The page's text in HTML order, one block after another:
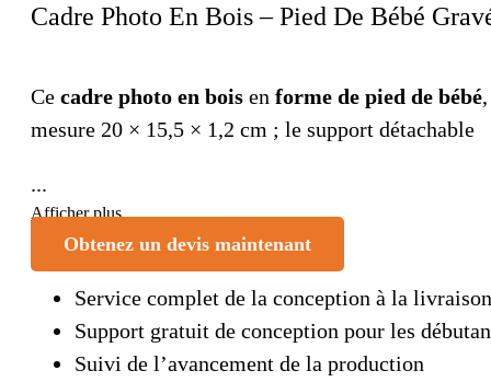
Cadre Photo En Bois – Pied De Bébé
Ce cadre photo en bois en forme de pied de bébé
mesure 20 × 15,5 × 1,2 cm ; le support détachable
...
Afficher plus
Obtenez un devis maintenant
Service complet de la conception à la livraison
Support gratuit de conception pour les
Suivi de l’avancement de la production